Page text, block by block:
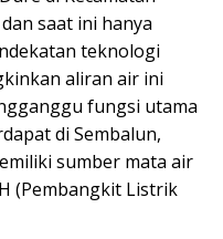
saat ini hanya
teknologi
aliran air ini
fungsi utama
di Sembalun,
sumber mata air
(Pembangkit Listrik